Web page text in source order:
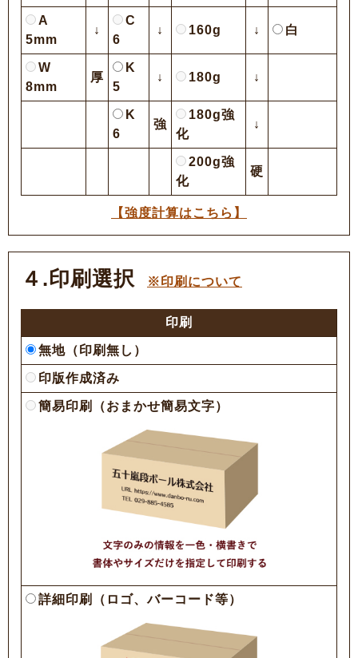
A
5mm
↓
C
6
↓ 160g ↓ 白
W
8mm
厚
K
5
↓ 180g ↓
K
6
強
180g強
化
↓
200g強
化
硬
【強度計算はこちら】
４.印刷選択 ※印刷について
印刷
無地（印刷無し）
印版作成済み
簡易印刷（おまかせ簡易文字）
詳細印刷（ロゴ、バーコード等）